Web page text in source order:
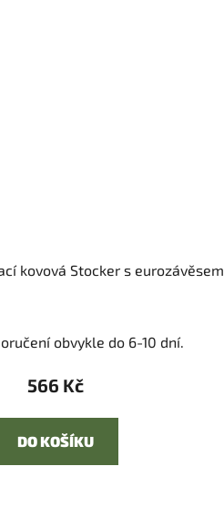
kovová Stocker s eurozávěsem
obvykle do 6-10 dní.
566 Kč
DO KOŠÍKU